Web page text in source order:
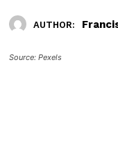
AUTHOR:
Source: Pexels